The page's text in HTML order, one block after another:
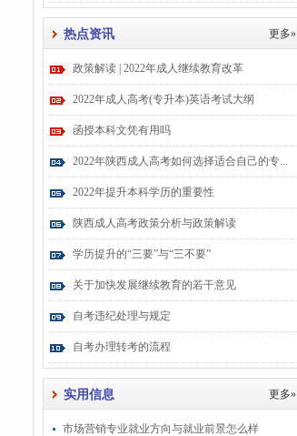
热点资讯 更多»
政策解读 | 2022年成人继续教育改革
2022年成人高考(专升本)英语考试大纲
函授本科文凭有用吗
2022年陕西成人高考如何选择适合自己的专...
2022年提升本科学历的重要性
陕西成人高考政策分析与政策解读
学历提升的“三要”与“三不要”
关于加快发展继续教育的若干意见
自考违纪处理与规定
自考办理转考的流程
实用信息 更多»
市场营销专业就业方向与就业前景怎么样